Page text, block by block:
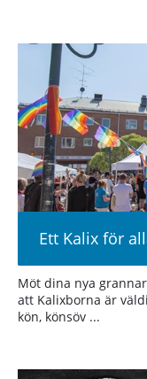
Ett Kalix för
Möt dina nya
att Kalixborna är
kön, könsöv ...